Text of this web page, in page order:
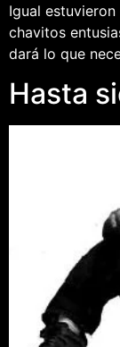
Igual
chavitos
dará lo que
Hasta